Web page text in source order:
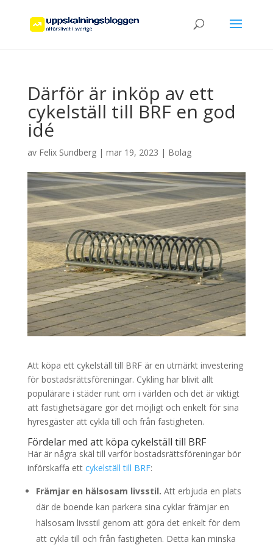
Därför är inköp av ett
cykelställ till BRF en god
idé
av Felix Sundberg| mar 19, 2023 | Bolag
Att köpa ett cykelställ till BRF är en utmärkt investering
för bostadsrättsföreningar. Cykling har blivit allt
populärare i städer runt om i världen och det är viktigt
att fastighetsägare gör det möjligt och enkelt för sina
hyresgäster att cykla till och från fastigheten.
Fördelar med att köpa cykelställ till BRF
Här är några skäl till varför bostadsrättsföreningar bör
införskaffa ett cykelställ till BRF:
Främjar en hälsosam livsstil. Att erbjuda en plats
där de boende kan parkera sina cyklar främjar en
hälsosam livsstil genom att göra det enkelt för dem
att cykla till och från fastigheten. Detta kan minska